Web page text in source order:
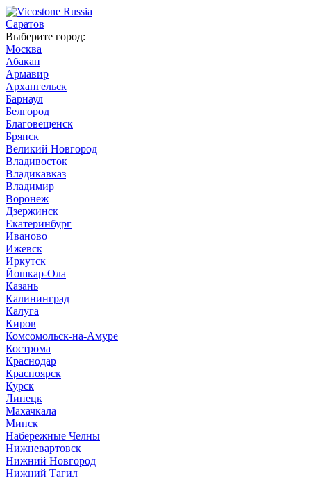
Саратов
Выберите город:
Москва
Абакан
Армавир
Архангельск
Барнаул
Белгород
Благовещенск
Брянск
Великий Новгород
Владивосток
Владикавказ
Владимир
Воронеж
Дзержинск
Екатеринбург
Иваново
Ижевск
Иркутск
Йошкар-Ола
Казань
Калининград
Калуга
Киров
Комсомольск-на-Амуре
Кострома
Краснодар
Красноярск
Курск
Липецк
Махачкала
Минск
Набережные Челны
Нижневартовск
Нижний Новгород
Нижний Тагил